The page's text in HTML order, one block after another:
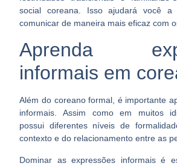
social coreana. Isso ajudará você a
comunicar de maneira mais eficaz com
Aprenda
informais em
Além do coreano formal, é importante
informais. Assim como em muitos
possui diferentes níveis de
contexto e do relacionamento entre as
Dominar as expressões informais é